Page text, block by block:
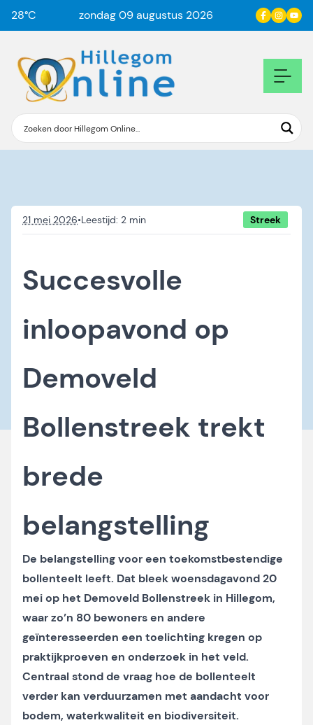
28°C zondag 09 augustus 2026
21 mei 2026• Streek
Succesvolle
inloopavond op
Demoveld
Bollenstreek trekt
brede
belangstelling
De belangstelling voor een toekomstbestendige
bollenteelt leeft. Dat bleek woensdagavond 20
mei op het Demoveld Bollenstreek in Hillegom,
waar zo’n 80 bewoners en andere
geïnteresseerden een toelichting kregen op
praktijkproeven en onderzoek in het veld.
Centraal stond de vraag hoe de bollenteelt
verder kan verduurzamen met aandacht voor
bodem, waterkwaliteit en biodiversiteit.